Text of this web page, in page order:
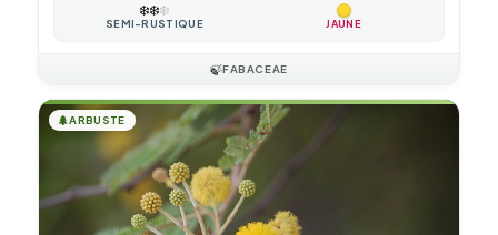
❄️❄️❄️
SEMI-RUSTIQUE JAUNE
🍃FABACEAE
🌲ARBUSTE